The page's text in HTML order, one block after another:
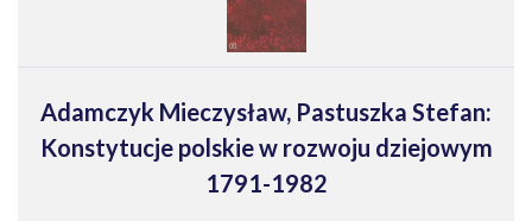
Adamczyk Mieczysław, Pastuszka Stefan:
Konstytucje polskie w rozwoju dziejowym
1791-1982